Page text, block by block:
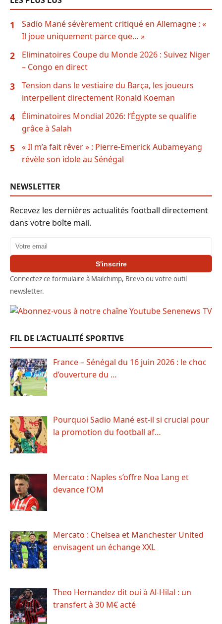
1
Sadio Mané sévèrement critiqué en Allemagne : «
Il joue uniquement parce que… »
2
Eliminatoires Coupe du Monde 2026 : Suivez Niger
– Congo en direct
3
Tension dans le vestiaire du Barça, les joueurs
interpellent directement Ronald Koeman
4
Éliminatoires Mondial 2026: l’Égypte se qualifie
grâce à Salah
5
« Il m’a fait rêver » : Pierre-Emerick Aubameyang
révèle son idole au Sénégal
NEWSLETTER
Recevez les dernières actualités football directement
dans votre boîte mail.
Adresse email
S'inscrire
Connectez ce formulaire à Mailchimp, Brevo ou votre outil
newsletter.
FIL DE L’ACTUALITÉ SPORTIVE
France – Sénégal du 16 juin 2026 : le choc
d’ouverture du …
Pourquoi Sadio Mané est-il si crucial pour
la promotion du football af…
Mercato : Naples s’offre Noa Lang et
devance l’OM
Mercato : Chelsea et Manchester United
envisagent un échange XXL
Theo Hernandez dit oui à Al-Hilal : un
transfert à 30 M€ acté